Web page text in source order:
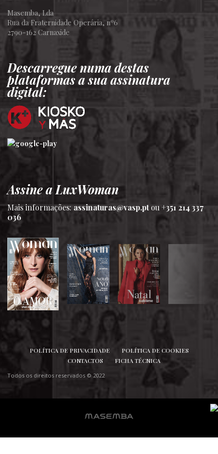
SIGA-NOS
Masemba, Lda
Rua da Fraternidade Operária, nº6
2790-162 Carnaxide
Descarregue numa destas
plataformas a sua assinatura
digital:
Assine a LuxWoman
Mais informações:assinaturas@vasp.ptou +351 214 337
036
POLÍTICA DE PRIVACIDADE
POLÍTICA DE COOKIES
CONTACTOS
FICHA TÉCNICA
Todos os direitos reservados © 2022